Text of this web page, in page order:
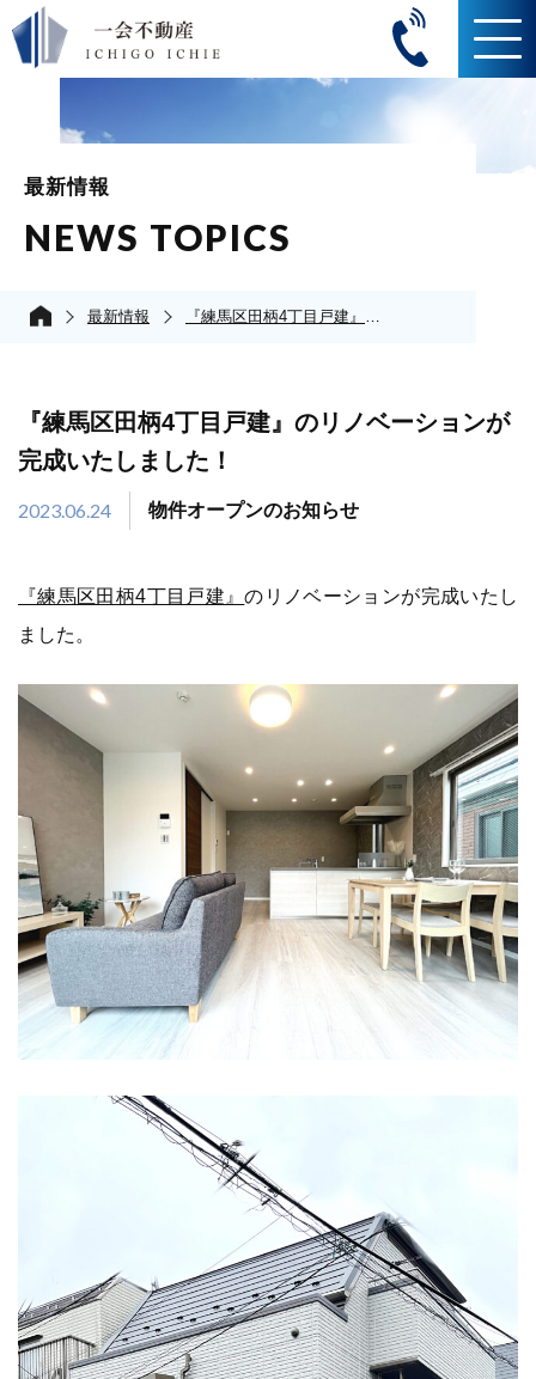
最新情報
NEWS TOPICS
最新情報 『練馬区田柄4丁目戸建』のリノベーションが完成いたしました！
『練馬区田柄4丁目戸建』のリノベーションが
完成いたしました！
2023.06.24 物件オープンのお知らせ
『練馬区田柄4丁目戸建』のリノベーションが完成いたし
ました。